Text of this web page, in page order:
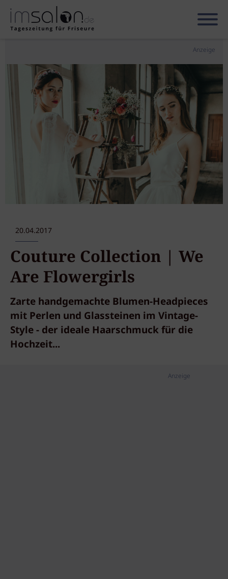
Anzeige
20.04.2017
Couture Collection | We
Are Flowergirls
Zarte handgemachte Blumen-Headpieces
mit Perlen und Glassteinen im Vintage-
Style - der ideale Haarschmuck für die
Hochzeit...
Anzeige